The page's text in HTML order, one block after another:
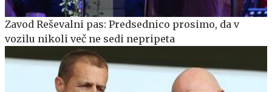
Zavod Reševalni pas: Predsednico prosimo, da v
vozilu nikoli več ne sedi nepripeta